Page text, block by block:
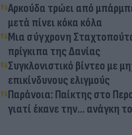
Αρκούδα τρώει από
μετά πίνει κόκα κόλα
Μια σύγχρονη
πρίγκιπα της Δανίας
Συγκλονιστικό βίντεο με
επικίνδυνους ελιγμούς
Παράνοια: Παίκτης στο
γιατί έκανε την... ανάγκη